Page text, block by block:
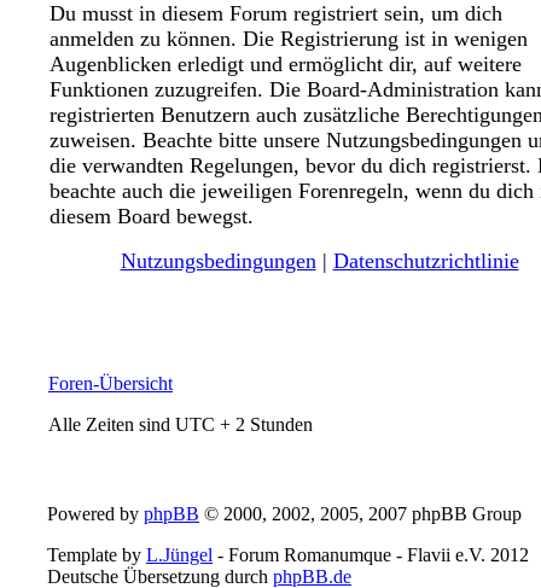
Du musst in diesem Forum registriert sein, um dich
anmelden zu können. Die Registrierung ist in wenigen
Augenblicken erledigt und ermöglicht dir, auf weitere
Funktionen zuzugreifen. Die Board-Administration
registrierten Benutzern auch zusätzliche
zuweisen. Beachte bitte unsere Nutzungsbedingungen
die verwandten Regelungen, bevor du dich registrierst.
beachte auch die jeweiligen Forenregeln, wenn du dich
diesem Board bewegst.
Nutzungsbedingungen| Datenschutzrichtlinie
Foren-Übersicht
Alle Zeiten sind UTC + 2 Stunden
Powered by phpBB © 2000, 2002, 2005, 2007 phpBB Group
Template by L.Jüngel - Forum Romanumque - Flavii e.V. 2012
Deutsche Übersetzung durch phpBB.de